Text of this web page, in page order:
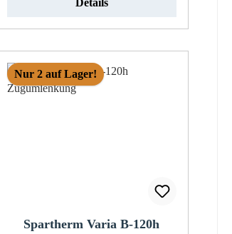
Details
Nur 2 auf Lager!
Spartherm Varia B-120h